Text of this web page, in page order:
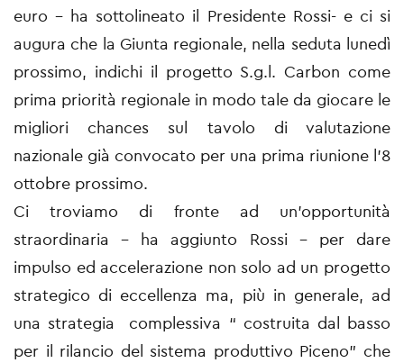
euro - ha sottolineato il Presidente Rossi- e ci si
augura che la Giunta regionale, nella seduta lunedì
prossimo, indichi il progetto S.g.l. Carbon come
prima priorità regionale in modo tale da giocare le
migliori chances sul tavolo di valutazione
nazionale già convocato per una prima riunione l’8
ottobre prossimo.
Ci troviamo di fronte ad un’opportunità
straordinaria – ha aggiunto Rossi - per dare
impulso ed accelerazione non solo ad un progetto
strategico di eccellenza ma, più in generale, ad
una strategia complessiva “ costruita dal basso
per il rilancio del sistema produttivo Piceno” che